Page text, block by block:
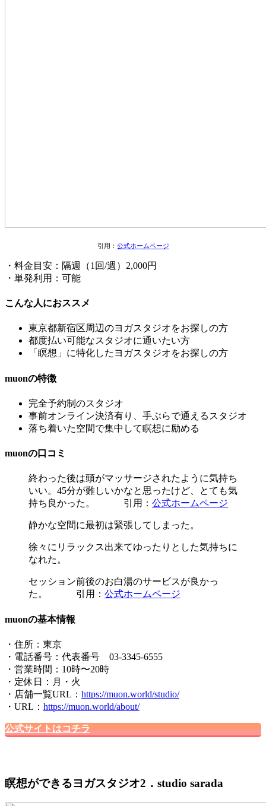
引用： 公式ホームページ
・料金目安：隔週（1回/週）2,000円
・単発利用：可能
こんな人におススメ
東京都新宿区周辺のヨガスタジオをお探しの方
都度払い可能なスタジオに通いたい方
「瞑想」に特化したヨガスタジオをお探しの方
muonの特徴
完全予約制のスタジオ
事前オンライン決済有り、手ぶらで通えるスタジオ
落ち着いた空間で集中して瞑想に励める
muonの口コミ
終わった後は頭がマッサージされたように気持ち
いい。45分が難しいかなと思ったけど、とても気
持ち良かった。 引用： 公式ホームページ
静かな空間に最初は緊張してしまった。
徐々にリラックス出来てゆったりとした気持ちに
なれた。
セッション前後のお白湯のサービスが良かっ
た。 引用： 公式ホームページ
muonの基本情報
・住所：東京
・電話番号：代表番号 03-3345-6555
・営業時間：10時〜20時
・定休日：月・火
・店舗一覧URL： https://muon.world/studio/
・URL： https://muon.world/about/
公式サイトはコチラ
瞑想ができるヨガスタジオ2．studio sarada